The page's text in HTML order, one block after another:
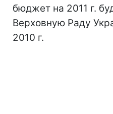
бюджет на 2011 г.
Верховную Раду
2010 г.